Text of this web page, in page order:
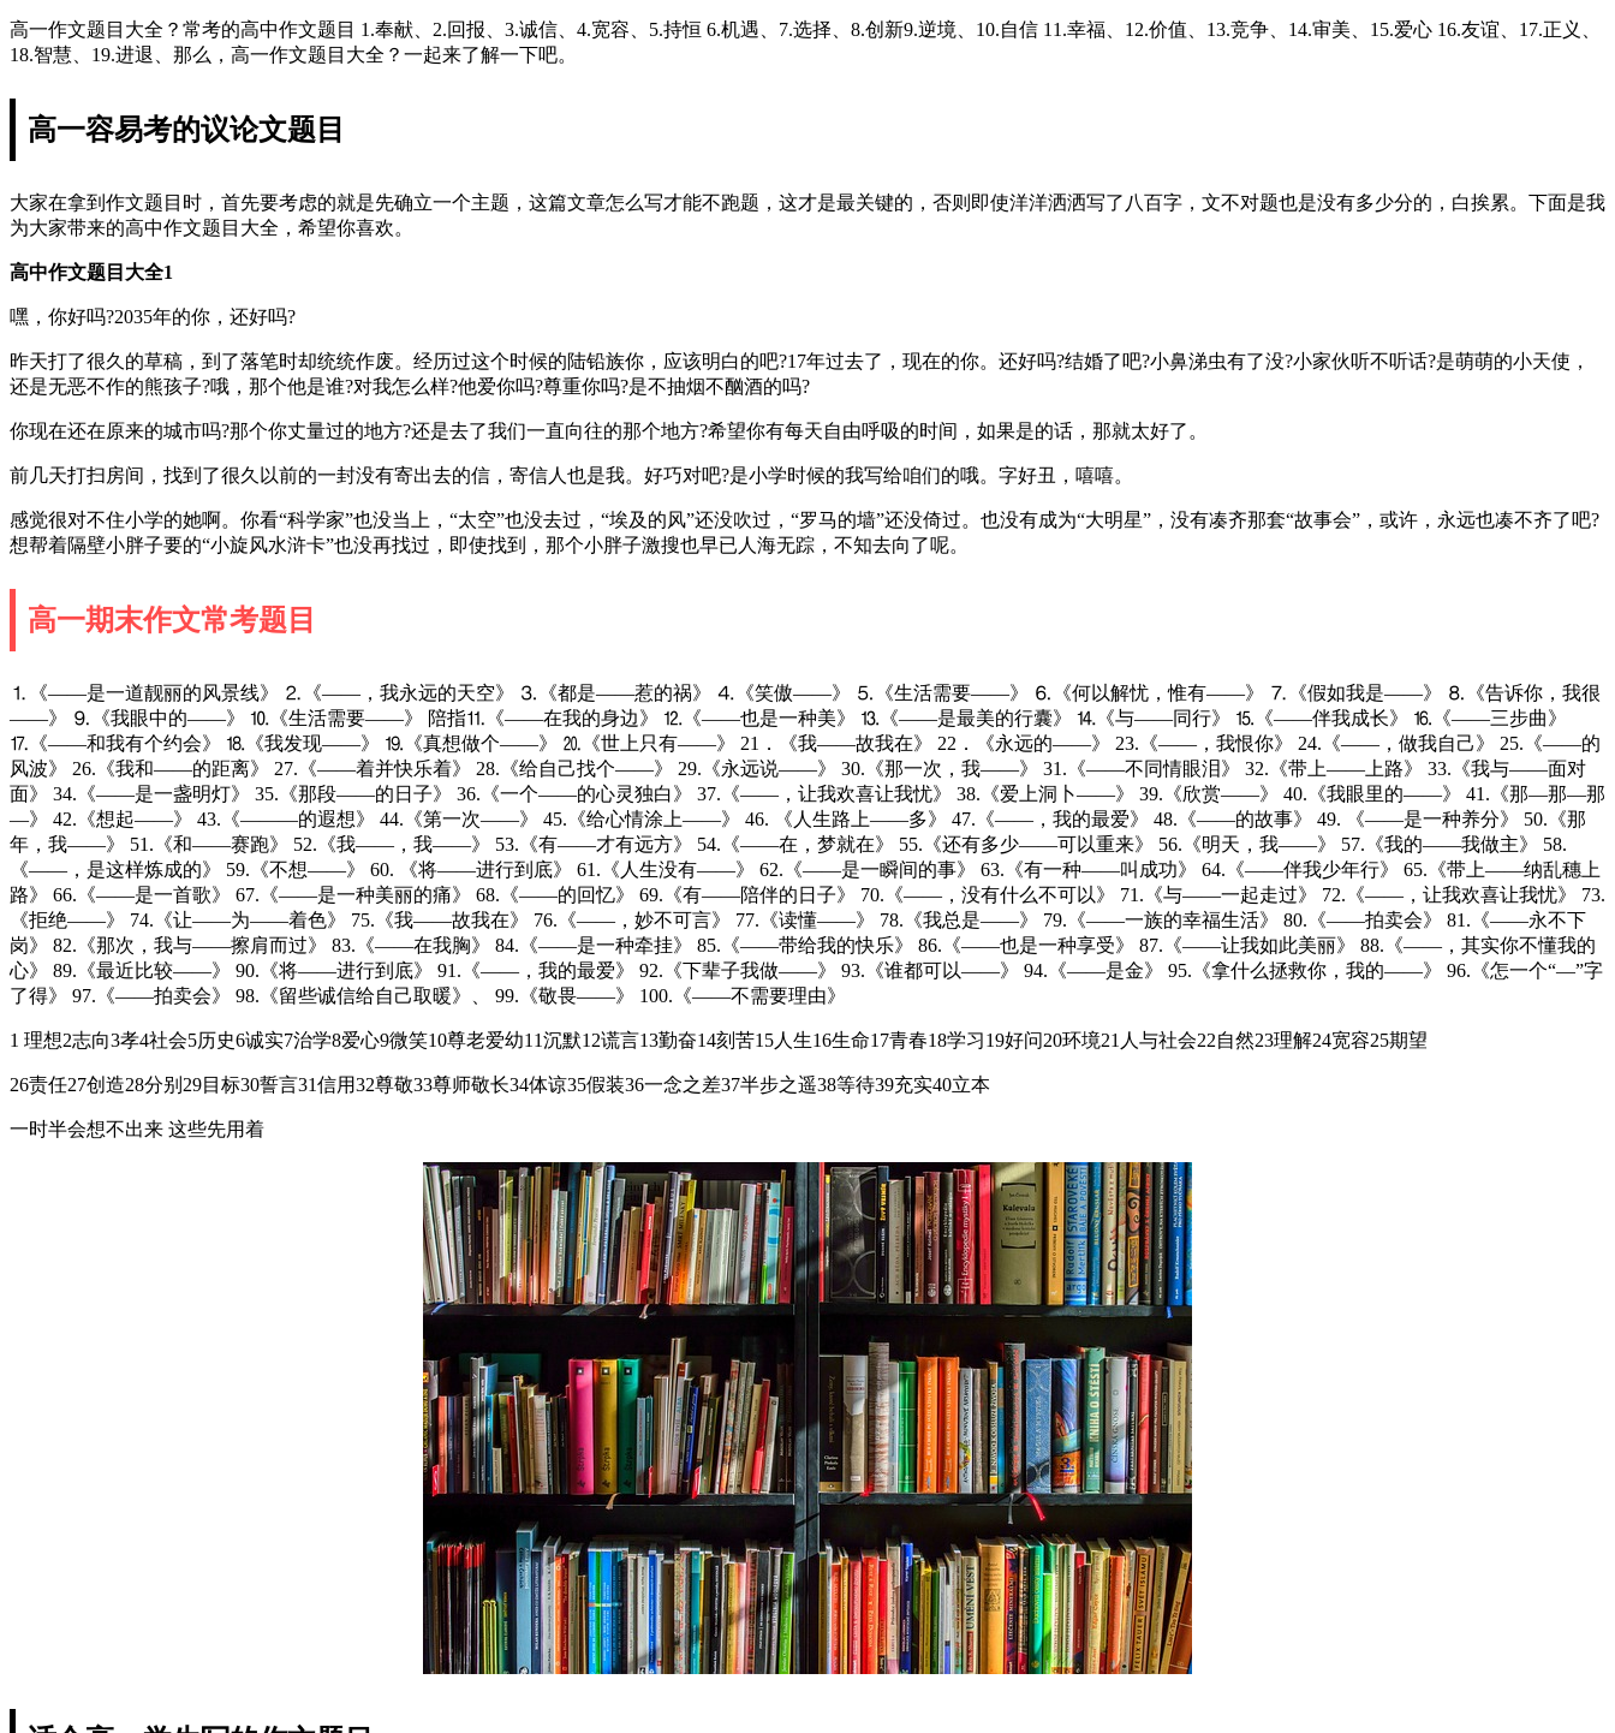
高一作文题目大全？常考的高中作文题目 1.奉献、2.回报、3.诚信、4.宽容、5.持恒 6.机遇、7.选择、8.创新9.逆境、10.自信 11.幸福、12.价值、13.竞争、14.审美、15.爱心 16.友谊、17.正义、
18.智慧、19.进退、那么，高一作文题目大全？一起来了解一下吧。
高一容易考的议论文题目
大家在拿到作文题目时，首先要考虑的就是先确立一个主题，这篇文章怎么写才能不跑题，这才是最关键的，否则即使洋洋洒洒写了八百字，文不对题也是没有多少分的，白挨累。下面是我
为大家带来的高中作文题目大全，希望你喜欢。
高中作文题目大全1
嘿，你好吗?2035年的你，还好吗?
昨天打了很久的草稿，到了落笔时却统统作废。经历过这个时候的陆铅族你，应该明白的吧?17年过去了，现在的你。还好吗?结婚了吧?小鼻涕虫有了没?小家伙听不听话?是萌萌的小天使，
还是无恶不作的熊孩子?哦，那个他是谁?对我怎么样?他爱你吗?尊重你吗?是不抽烟不酗酒的吗?
你现在还在原来的城市吗?那个你丈量过的地方?还是去了我们一直向往的那个地方?希望你有每天自由呼吸的时间，如果是的话，那就太好了。
前几天打扫房间，找到了很久以前的一封没有寄出去的信，寄信人也是我。好巧对吧?是小学时候的我写给咱们的哦。字好丑，嘻嘻。
感觉很对不住小学的她啊。你看“科学家”也没当上，“太空”也没去过，“埃及的风”还没吹过，“罗马的墙”还没倚过。也没有成为“大明星”，没有凑齐那套“故事会”，或许，永远也凑不齐了吧?
想帮着隔壁小胖子要的“小旋风水浒卡”也没再找过，即使找到，那个小胖子激搜也早已人海无踪，不知去向了呢。
高一期末作文常考题目
⒈《——是一道靓丽的风景线》 ⒉《——，我永远的天空》 ⒊《都是——惹的祸》 ⒋《笑傲——》 ⒌《生活需要——》 ⒍《何以解忧，惟有——》 ⒎《假如我是——》 ⒏《告诉你，我很
——》 ⒐《我眼中的——》 ⒑《生活需要——》 陪指⒒《——在我的身边》 ⒓《——也是一种美》 ⒔《——是最美的行囊》 ⒕《与——同行》 ⒖《——伴我成长》 ⒗《——三步曲》
⒘《——和我有个约会》 ⒙《我发现——》 ⒚《真想做个——》 ⒛《世上只有——》 21．《我——故我在》 22．《永远的——》 23.《——，我恨你》 24.《——，做我自己》 25.《——的
风波》 26.《我和——的距离》 27.《——着并快乐着》 28.《给自己找个——》 29.《永远说——》 30.《那一次，我——》 31.《——不同情眼泪》 32.《带上——上路》 33.《我与——面对
面》 34.《——是一盏明灯》 35.《那段——的日子》 36.《一个——的心灵独白》 37.《——，让我欢喜让我忧》 38.《爱上洞卜——》 39.《欣赏——》 40.《我眼里的——》 41.《那—那—那
—》 42.《想起——》 43.《———的遐想》 44.《第一次——》 45.《给心情涂上——》 46. 《人生路上——多》 47.《——，我的最爱》 48.《——的故事》 49. 《——是一种养分》 50.《那
年，我——》 51.《和——赛跑》 52.《我——，我——》 53.《有——才有远方》 54.《——在，梦就在》 55.《还有多少——可以重来》 56.《明天，我——》 57.《我的——我做主》 58.
《——，是这样炼成的》 59.《不想——》 60. 《将——进行到底》 61.《人生没有——》 62.《——是一瞬间的事》 63.《有一种——叫成功》 64.《——伴我少年行》 65.《带上——纳乱穗上
路》 66.《——是一首歌》 67.《——是一种美丽的痛》 68.《——的回忆》 69.《有——陪伴的日子》 70.《——，没有什么不可以》 71.《与——一起走过》 72.《——，让我欢喜让我忧》 73.
《拒绝——》 74.《让——为——着色》 75.《我——故我在》 76.《——，妙不可言》 77.《读懂——》 78.《我总是——》 79.《——一族的幸福生活》 80.《——拍卖会》 81.《——永不下
岗》 82.《那次，我与——擦肩而过》 83.《——在我胸》 84.《——是一种牵挂》 85.《——带给我的快乐》 86.《——也是一种享受》 87.《——让我如此美丽》 88.《——，其实你不懂我的
心》 89.《最近比较——》 90.《将——进行到底》 91.《——，我的最爱》 92.《下辈子我做——》 93.《谁都可以——》 94.《——是金》 95.《拿什么拯救你，我的——》 96.《怎一个“—”字
了得》 97.《——拍卖会》 98.《留些诚信给自己取暖》、 99.《敬畏——》 100.《——不需要理由》
1 理想2志向3孝4社会5历史6诚实7治学8爱心9微笑10尊老爱幼11沉默12谎言13勤奋14刻苦15人生16生命17青春18学习19好问20环境21人与社会22自然23理解24宽容25期望
26责任27创造28分别29目标30誓言31信用32尊敬33尊师敬长34体谅35假装36一念之差37半步之遥38等待39充实40立本
一时半会想不出来 这些先用着